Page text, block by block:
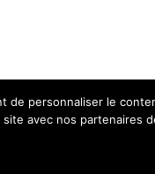
de personnaliser le
avec nos partenaires